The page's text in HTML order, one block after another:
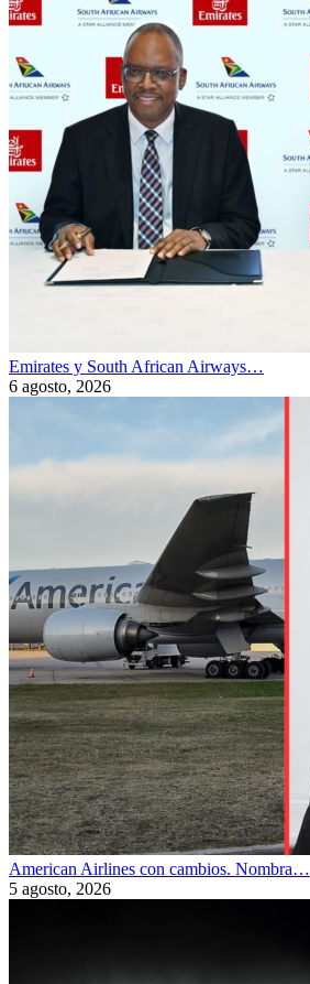
Emirates y South African Airways…
6 agosto, 2026
American Airlines con cambios. Nombra…
5 agosto, 2026